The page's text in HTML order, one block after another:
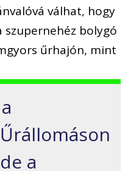
válhat, hogy
szupernehéz bolygó
űrhajón, mint
a